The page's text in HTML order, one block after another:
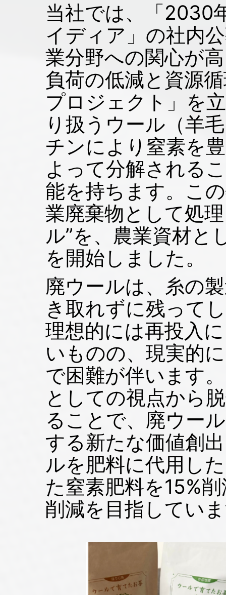
当社では、「2030
イディア」の社内
業分野への関心が
負荷の低減と資源
プロジェクト」を
り扱うウール（羊
チンにより窒素を
よって分解される
能を持ちます。こ
業廃棄物として処
ル”を、農業資材と
を開始しました。
廃ウールは、糸の
き取れずに残って
理想的には再投入
いものの、現実的
で困難が伴います
としての視点から
ることで、廃ウー
する新たな価値創
ルを肥料に代用し
た窒素肥料を15%
削減を目指してい